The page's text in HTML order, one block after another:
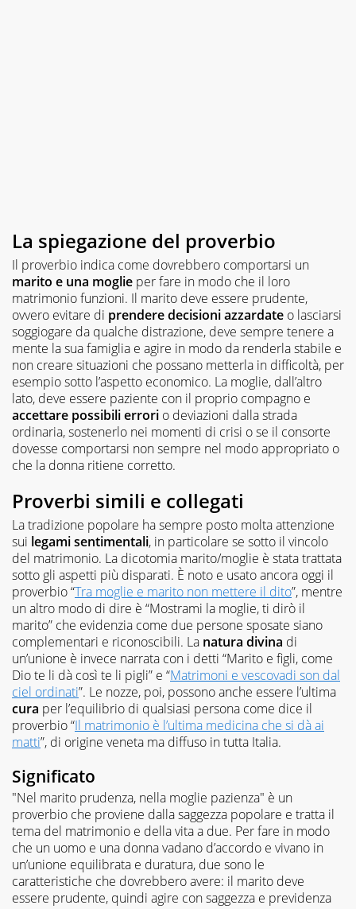
La spiegazione del proverbio
Il proverbio indica come dovrebbero comportarsi un
marito e una moglie per fare in modo che il loro
matrimonio funzioni. Il marito deve essere prudente,
ovvero evitare di prendere decisioni azzardate o lasciarsi
soggiogare da qualche distrazione, deve sempre tenere a
mente la sua famiglia e agire in modo da renderla stabile e
non creare situazioni che possano metterla in difficoltà, per
esempio sotto l’aspetto economico. La moglie, dall’altro
lato, deve essere paziente con il proprio compagno e
accettare possibili errori o deviazioni dalla strada
ordinaria, sostenerlo nei momenti di crisi o se il consorte
dovesse comportarsi non sempre nel modo appropriato o
che la donna ritiene corretto.
Proverbi simili e collegati
La tradizione popolare ha sempre posto molta attenzione
sui legami sentimentali, in particolare se sotto il vincolo
del matrimonio. La dicotomia marito/moglie è stata trattata
sotto gli aspetti più disparati. È noto e usato ancora oggi il
proverbio “Tra moglie e marito non mettere il dito”, mentre
un altro modo di dire è “Mostrami la moglie, ti dirò il
marito” che evidenzia come due persone sposate siano
complementari e riconoscibili. La natura divina di
un’unione è invece narrata con i detti “Marito e figli, come
Dio te li dà così te li pigli” e “Matrimoni e vescovadi son dal
ciel ordinati”. Le nozze, poi, possono anche essere l’ultima
cura per l’equilibrio di qualsiasi persona come dice il
proverbio “Il matrimonio è l’ultima medicina che si dà ai
matti”, di origine veneta ma diffuso in tutta Italia.
Significato
"Nel marito prudenza, nella moglie pazienza" è un
proverbio che proviene dalla saggezza popolare e tratta il
tema del matrimonio e della vita a due. Per fare in modo
che un uomo e una donna vadano d’accordo e vivano in
un’unione equilibrata e duratura, due sono le
caratteristiche che dovrebbero avere: il marito deve
essere prudente, quindi agire con saggezza e previdenza